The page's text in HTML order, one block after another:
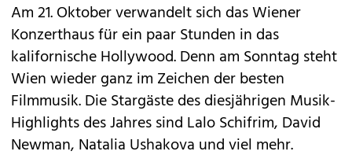
Am 21. Oktober verwandelt sich das Wiener
Konzerthaus für ein paar Stunden in das
kalifornische Hollywood. Denn am Sonntag steht
Wien wieder ganz im Zeichen der besten
Filmmusik. Die Stargäste des diesjährigen Musik-
Highlights des Jahres sind Lalo Schifrim, David
Newman, Natalia Ushakova und viel mehr.